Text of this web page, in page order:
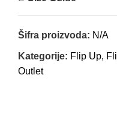
Šifra proizvoda: N/A
Kategorije: Flip Up,
Outlet